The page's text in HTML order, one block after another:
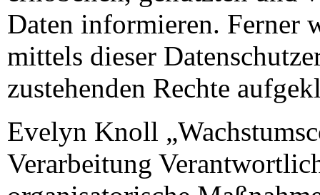
Daten informieren. Ferner
mittels dieser
zustehenden Rechte
Evelyn Knoll
Verarbeitung